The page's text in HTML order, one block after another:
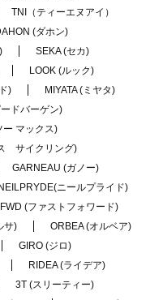
TNI（ティーエヌアイ）
(ダホン)
SEKA (セカ)
LOOK (ルック)
)
MIYATA (ミヤタ)
ドバーゲン)
マックス)
サイクリング)
GARNEAU (ガノー)
NEILPRYDE(ニールプライド)
(ファストフォワード)
サ)
ORBEA (オルベア)
GIRO (ジロ)
RIDEA (ライデア)
3T (スリーティー)